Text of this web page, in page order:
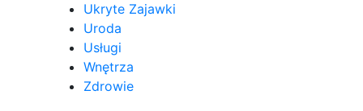
Ukryte Zajawki
Uroda
Usługi
Wnętrza
Zdrowie